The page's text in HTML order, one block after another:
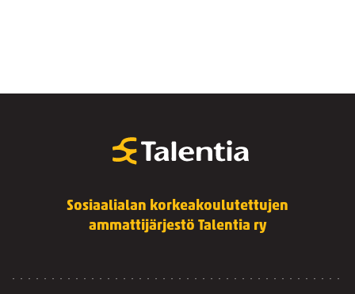
Sosiaalialan korkeakoulutettujen
ammattijärjestö Talentia ry